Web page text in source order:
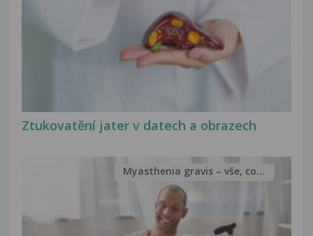
Ztukovatění jater v datech a obrazech
Myasthenia gravis – vše, co...